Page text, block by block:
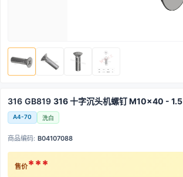
316 GB819 316 十字沉头机螺钉 M10x40 - 1.5
A4-70 洗白
商品编码: B04107088
售价***